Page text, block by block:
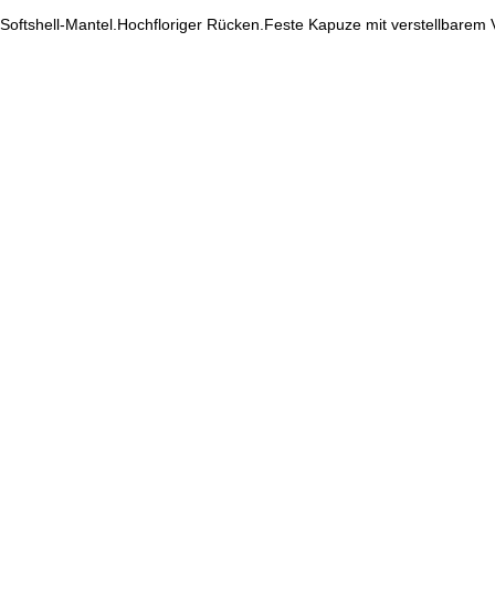
Softshell-Mantel.Hochfloriger Rücken.Feste Kapuze mit verstellbarem